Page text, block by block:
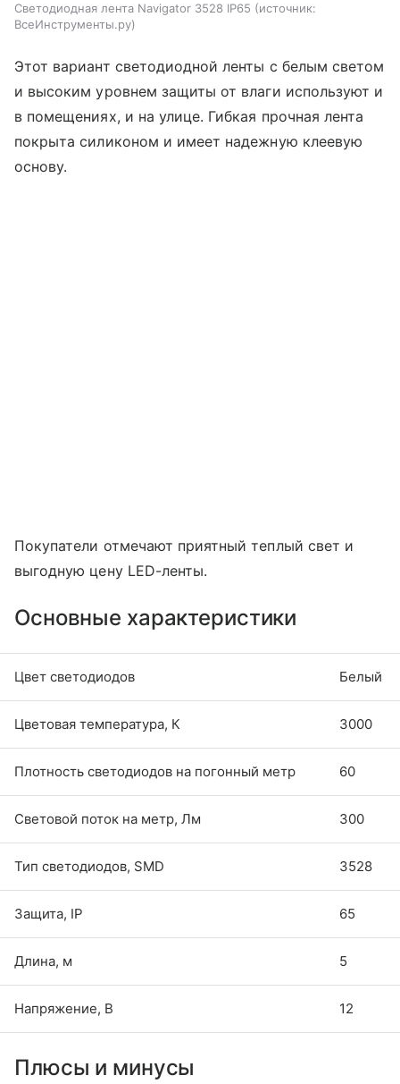
Светодиодная лента Navigator 3528 IP65
источник:
ВсеИнструменты.ру
Этот вариант светодиодной ленты с белым светом
и высоким уровнем защиты от влаги используют и
в помещениях, и на улице. Гибкая прочная лента
покрыта силиконом и имеет надежную клеевую
основу.
Покупатели отмечают приятный теплый свет и
выгодную цену LED-ленты.
Основные характеристики
Цвет светодиодов Белый
Цветовая температура, К 3000
Плотность светодиодов на погонный метр 60
Световой поток на метр, Лм 300
Тип светодиодов, SMD 3528
Защита, IP 65
Длина, м 5
Напряжение, В 12
Плюсы и минусы